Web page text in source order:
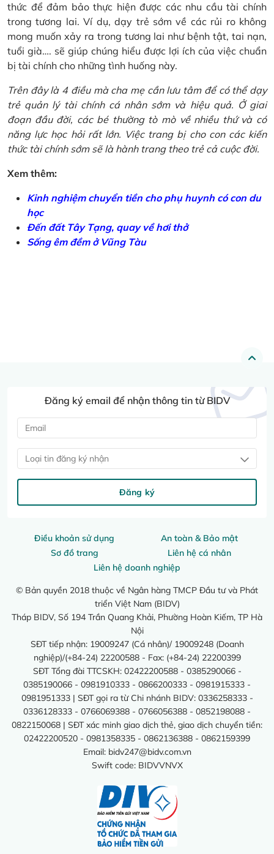
thức để đảm bảo thực hiện được các nhu cầu tài chính
trong tương lai. Ví dụ, dạy trẻ sớm về các rủi ro không
mong muốn xảy ra trong tương lai như bệnh tật, tai nạn,
tuổi già…. sẽ giúp chúng hiểu được lợi ích của việc chuẩn
bị tài chính cho những tình huống này.
Trên đây là 4 điều mà cha mẹ cần lưu tâm để có thể dạy
trẻ quản lý tài chính cá nhân sớm và hiệu quả. Ở giai
đoạn đầu đời, các bé thường tò mò về nhiều thứ và có
năng lực học hỏi rất lớn. Việc trang bị cho con các kiến
thức tài chính sớm sẽ là hành trang theo trẻ cả cuộc đời.
Xem thêm:
Kinh nghiệm chuyển tiền cho phụ huynh có con du
học
Đến đất Tây Tạng, quay về hơi thở
Sống êm đềm ở Vũng Tàu
Điều khoản sử dụng
An toàn & Bảo mật
Sơ đồ trang
Liên hệ cá nhân
Liên hệ doanh nghiệp
© Bản quyền 2018 thuộc về Ngân hàng TMCP Đầu tư và Phát
triển Việt Nam (BIDV)
Tháp BIDV, Số 194 Trần Quang Khải, Phường Hoàn Kiếm, TP Hà
Nội
SĐT tiếp nhận: 19009247 (Cá nhân)/ 19009248 (Doanh
nghiệp)/(+84-24) 22200588 - Fax: (+84-24) 22200399
SĐT Tổng đài TTCSKH: 02422200588 - 0385290066 -
0385190066 - 0981910333 - 0866200333 - 0981915333 -
0981951333 | SĐT gọi ra từ Chi nhánh BIDV: 0336258333 -
0336128333 - 0766069388 - 0766056388 - 0852198088 -
0822150068 | SĐT xác minh giao dịch thẻ, giao dịch chuyển tiền:
02422200520 - 0981358335 - 0862136388 - 0862159399
Email: bidv247@bidv.com.vn
Swift code: BIDVVNVX
Đăng ký email để nhận thông tin từ BIDV
Loại tin đăng ký nhận
Đăng ký